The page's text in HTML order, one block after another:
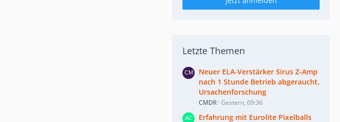
Letzte Themen
Neuer ELA-Verstärker Sirus Z-Amp
nach 1 Stunde Betrieb abgeraucht,
Ursachenforschung
CMDR Gestern, 09:36
Erfahrung mit Eurolite Pixelballs